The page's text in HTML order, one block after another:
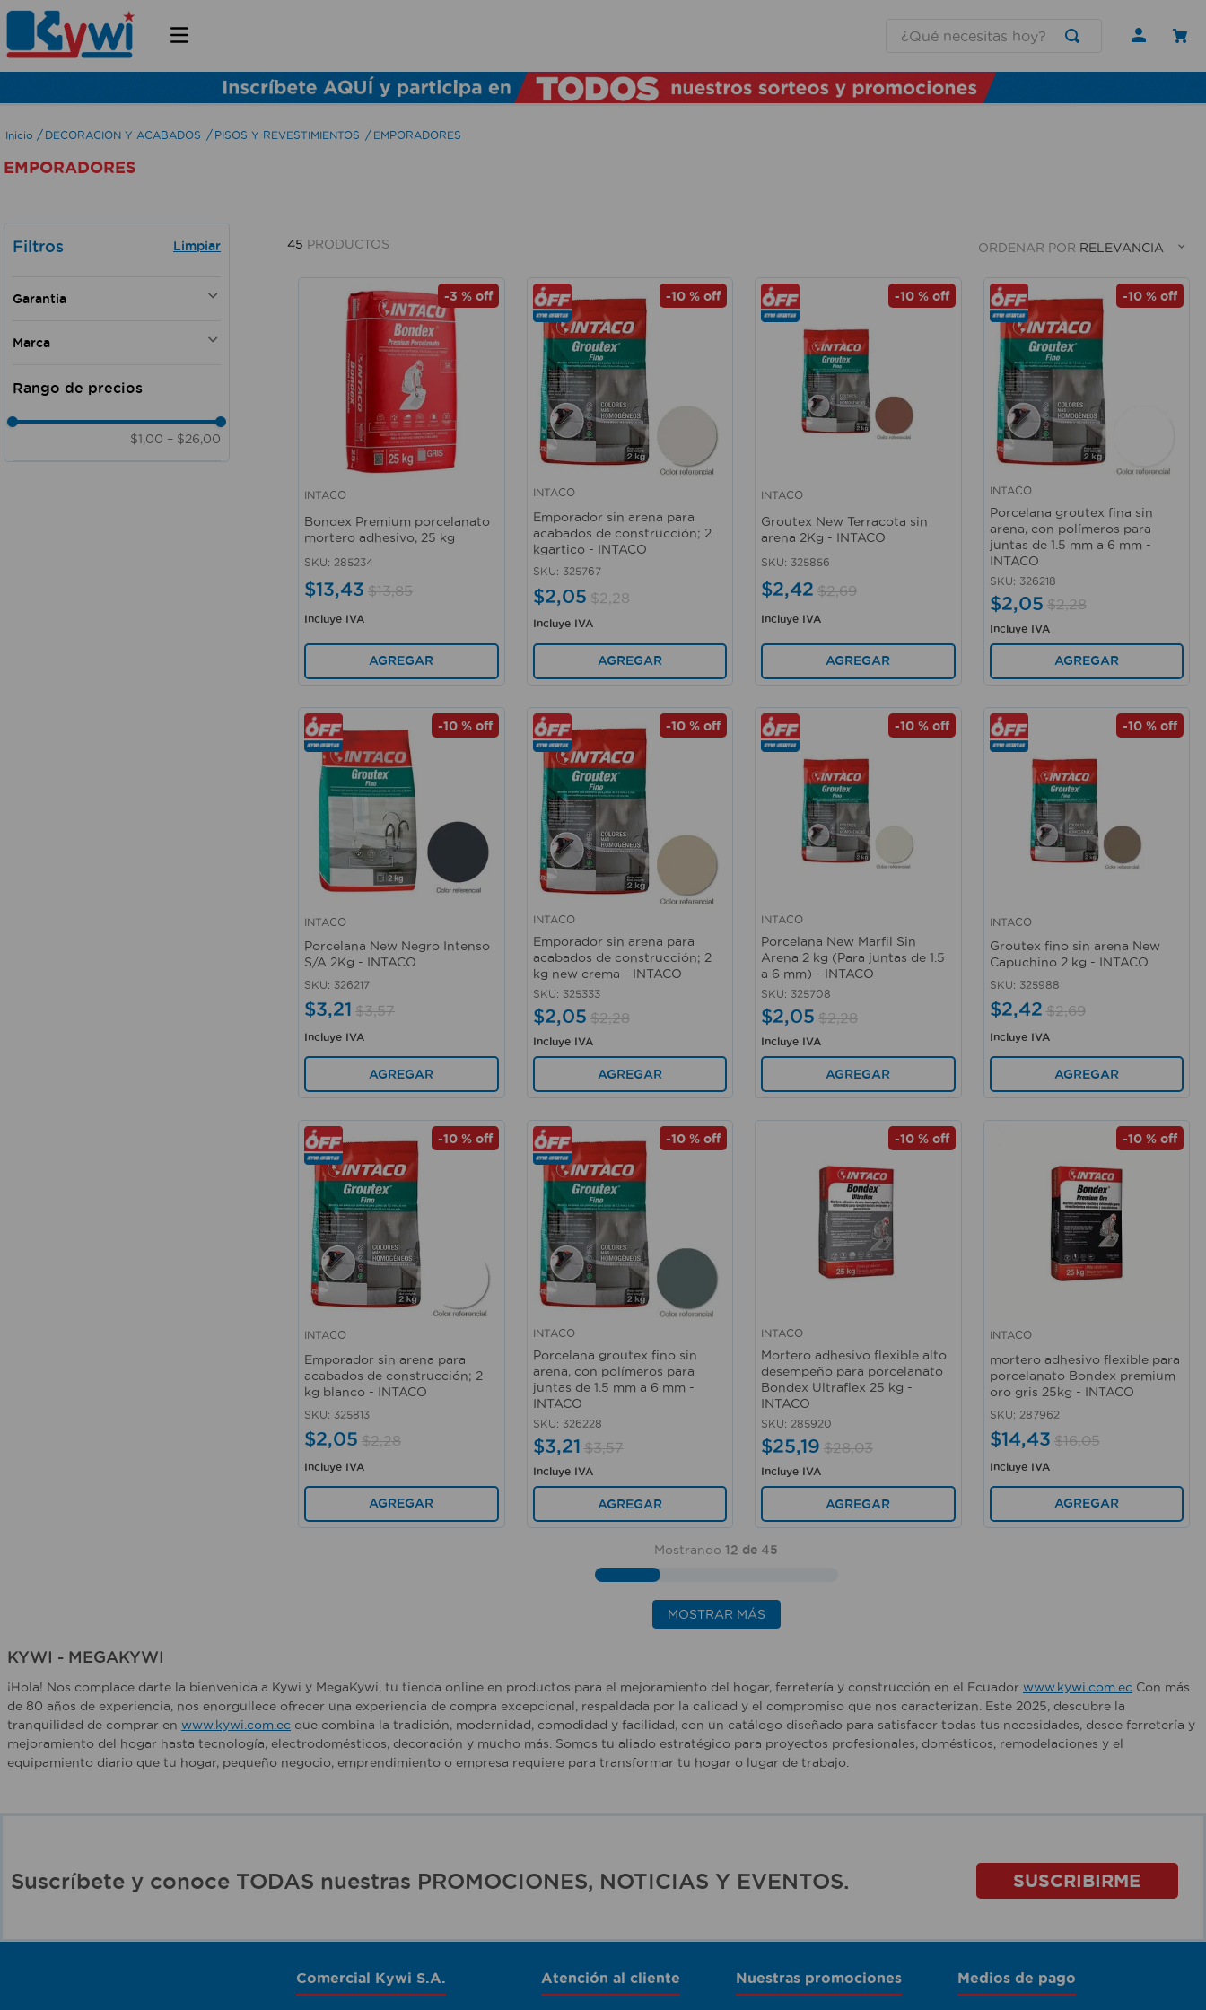
DECORACION Y ACABADOS PISOS Y REVESTIMIENTOS EMPORADORES
EMPORADORES
Filtros
Garantia
Marca
$1,00 – $26,00
45 PRODUCTOS ORDENAR POR RELEVANCIA
-3 %off
Vista rápida
INTACO
Bondex Premium porcelanato
mortero adhesivo, 25 kg
SKU: 285234
$13,43 $13,85
Incluye IVA
AGREGAR
-10 % off
Vista rápida
INTACO
Emporador sin arena para
acabados de construcción; 2
kgartico - INTACO
SKU: 325767
$2,05 $2,28
Incluye IVA
AGREGAR
-10 %off
Vista rápida
INTACO
Groutex New Terracota sin
arena 2Kg - INTACO
SKU: 325856
$2,42 $2,69
Incluye IVA
AGREGAR
-10 % off
INTACO
Porcelana groutex fina sin
arena, con polímeros para
juntas de 1.5 mm a 6 mm -
INTACO
SKU: 326218
$2,05 $2,28
Incluye IVA
AGREGAR
-10 %off
Vista rápida
INTACO
Porcelana New Negro Intenso
S/A 2Kg - INTACO
SKU: 326217
$3,21 $3,57
Incluye IVA
AGREGAR
-10 % off
INTACO
Emporador sin arena para
acabados de construcción; 2
kg new crema - INTACO
SKU: 325333
$2,05 $2,28
Incluye IVA
AGREGAR
-10 %off
INTACO
Porcelana New Marfil Sin
Arena 2 kg (Para juntas de 1.5
a 6 mm) - INTACO
SKU: 325708
$2,05 $2,28
Incluye IVA
AGREGAR
-10 % off
Vista rápida
INTACO
Groutex fino sin arena New
Capuchino 2 kg - INTACO
SKU: 325988
$2,42 $2,69
Incluye IVA
AGREGAR
-10 %off
INTACO
Emporador sin arena para
acabados de construcción; 2
kg blanco - INTACO
SKU: 325813
$2,05 $2,28
Incluye IVA
AGREGAR
-10 % off
INTACO
Porcelana groutex fino sin
arena, con polímeros para
juntas de 1.5 mm a 6 mm -
INTACO
SKU: 326228
$3,21 $3,57
Incluye IVA
AGREGAR
-10 %off
INTACO
Mortero adhesivo flexible alto
desempeño para porcelanato
Bondex Ultraflex 25 kg -
INTACO
SKU: 285920
$25,19 $28,03
Incluye IVA
AGREGAR
-10 % off
INTACO
mortero adhesivo flexible para
porcelanato Bondex premium
oro gris 25kg - INTACO
SKU: 287962
$14,43 $16,05
Incluye IVA
AGREGAR
Mostrando 12 de 45
MOSTRAR MÁS
KYWI - MEGAKYWI
¡Hola! Nos complace darte la bienvenida a Kywi y MegaKywi, tu tienda online en productos para el mejoramiento del hogar, ferretería y construcción en el Ecuador www.kywi.com.ec Con más
de 80 años de experiencia, nos enorgullece ofrecer una experiencia de compra excepcional, respaldada por la calidad y el compromiso que nos caracterizan. Este 2025, descubre la
tranquilidad de comprar en www.kywi.com.ec que combina la tradición, modernidad, comodidad y facilidad, con un catálogo diseñado para satisfacer todas tus necesidades, desde ferretería y
mejoramiento del hogar hasta tecnología, electrodomésticos, decoración y mucho más. Somos tu aliado estratégico para proyectos profesionales, domésticos, remodelaciones y el
equipamiento diario que tu hogar, pequeño negocio, emprendimiento o empresa requiere para transformar tu hogar o lugar de trabajo.
Suscríbete y conoce TODAS nuestras PROMOCIONES, NOTICIAS Y EVENTOS. SUSCRIBIRME
Comercial Kywi S.A. Atención al cliente Nuestras promociones Medios de pago
TÉRMINOS MÁS BUSCADOS
1
lamparas
aspiradora
cerradura
taladro
sillas